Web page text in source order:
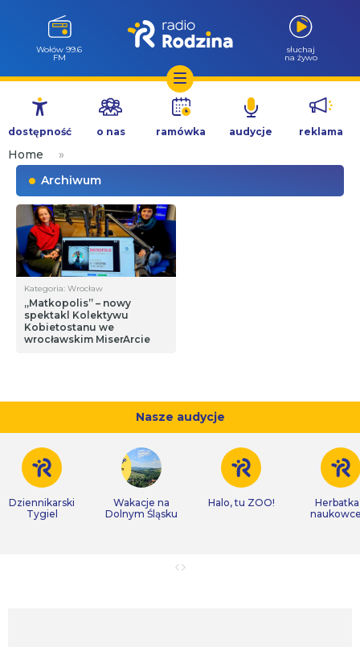
Przejdź
treści
Wołów 99.6
FM
słuchaj
na żywo
dostępność o nas ramówka audycje reklama
Home
»
Archiwum
Kategoria: Wrocław
„Matkopolis” – nowy
spektakl Kolektywu
Kobietostanu we
wrocławskim MiserArcie
Nasze audycje
Dziennikarski
Tygiel
Wakacje na
Dolnym Śląsku
Halo, tu ZOO!